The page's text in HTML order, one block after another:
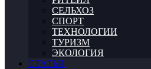
СЕЛЬХОЗ
СПОРТ
ТЕХНОЛОГИИ
ТУРИЗМ
ЭКОЛОГИЯ
СТАТЬИ